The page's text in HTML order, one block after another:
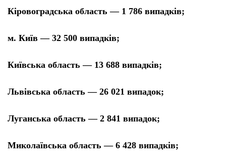
Кіровоградська область — 1 786 випадків;
м. Київ — 32 500 випадків;
Київська область — 13 688 випадків;
Львівська область — 26 021 випадок;
Луганська область — 2 841 випадок;
Миколаївська область — 6 428 випадків;